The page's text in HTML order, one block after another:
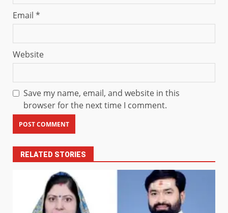
Email *
Website
Save my name, email, and website in this
browser for the next time I comment.
RELATED STORIES